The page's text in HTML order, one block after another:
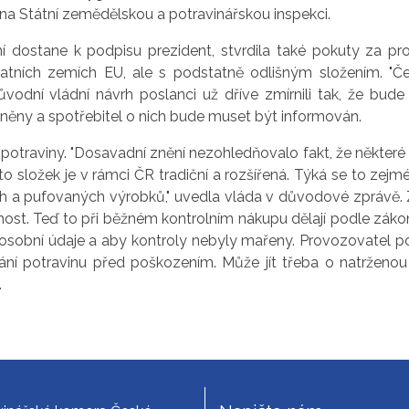
Státní zemědělskou a potravinářskou inspekci.
dostane k podpisu prezident, stvrdila také pokuty za
zemích EU, ale s podstatně odlišným složením.
vládní návrh poslanci už dříve zmírnili tak, že
a spotřebitel o nich bude muset být informován.
"Dosavadní znění nezohledňovalo fakt, že
složek je v rámci ČR tradiční a rozšířená. Týká se to
a pufovaných výrobků," uvedla vláda v důvodové
Teď to při běžném kontrolním nákupu dělají podle
údaje a aby kontroly nebyly mařeny. Provozovatel
potravinu před poškozením. Může jít třeba o